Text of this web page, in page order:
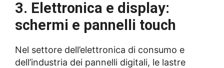
3. Elettronica e display:
schermi e pannelli touch
Nel settore dell’elettronica di consumo e
dell’industria dei pannelli digitali, le lastre